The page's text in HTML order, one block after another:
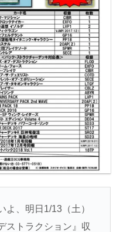
よ、明日1/13（土）
ストラクション』収